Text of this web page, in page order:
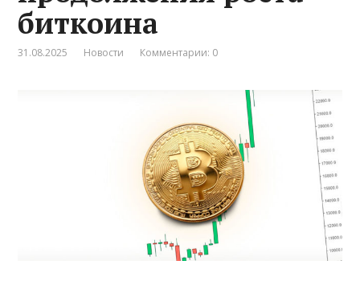
биткоина
31.08.2025 Новости Комментарии: 0